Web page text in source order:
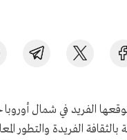
الفريد في شمال
بالثقافة الفريدة والتطور